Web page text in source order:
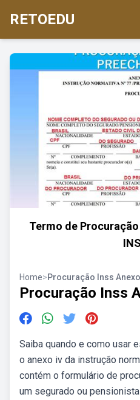
RETOEDU
Termo de
Home>Procuração Inss
Procuração Inss
Saiba quando e como usar
o anexo iv da instrução
contém o formulário de
um segurado ou